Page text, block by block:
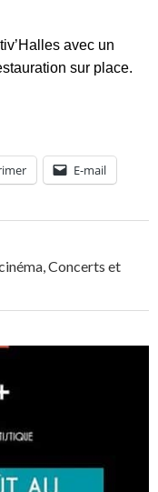
avec un
sur place.
E-mail
,Concerts et